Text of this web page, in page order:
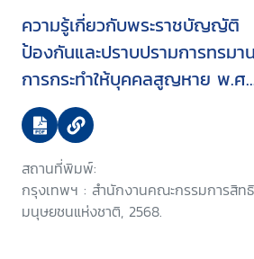
ความรู้เกี่ยวกับพระราชบัญญัติ
ป้องกันและปราบปรามการทรมา
การกระทำให้บุคคลสูญหาย พ.ศ.
2565
สถานที่พิมพ์:
กรุงเทพฯ : สำนักงานคณะกรรมการสิทธิ
มนุษยชนแห่งชาติ, 2568.